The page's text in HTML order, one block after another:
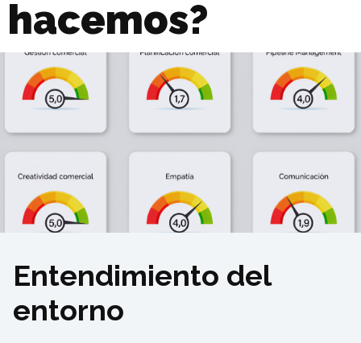
hacemos?
Entendimiento del
entorno